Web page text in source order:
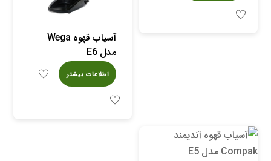
آسیاب قهوه Wega
مدل E6
اطلاعات بیشتر